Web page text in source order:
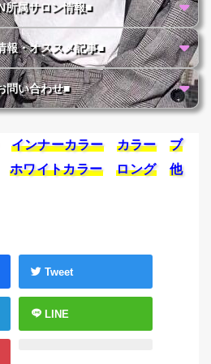
所属サロン情報■
報・オススメ記事■
問い合わせ■
インナーカラー カラー
ブ
ホワイトカラー ロング
他
Tweet
LINE